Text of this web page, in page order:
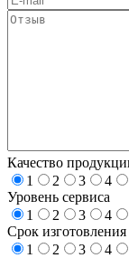
Качество
1
2 3 4
Уровень сервиса
1
2 3 4
Срок изготовления
1
2 3 4